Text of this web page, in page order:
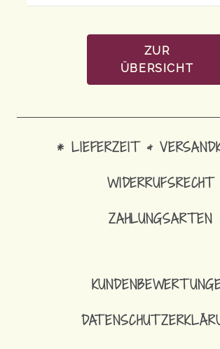
ZUR
ÜBERSICHT
* LIEFERZEIT &
WIDERRUFSRECHT
ZAHLUNGSARTEN